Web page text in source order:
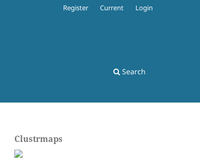
Search
Register Current Login
Clustrmaps